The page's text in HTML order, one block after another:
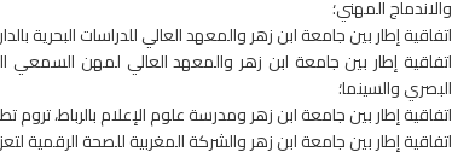
والاندماج المهني؛
اتفاقية إطار بين جامعة ابن زهر والمعهد العالي للدراسات البحرية
اتفاقية إطار بين جامعة ابن زهر والمعهد العالي لمهن
البصري والسينما؛
اتفاقية إطار بين جامعة ابن زهر ومدرسة علوم الإعلام بالرباط، تروم
اتفاقية إطار بين جامعة ابن زهر والشركة المغربية للصحة الرقمية